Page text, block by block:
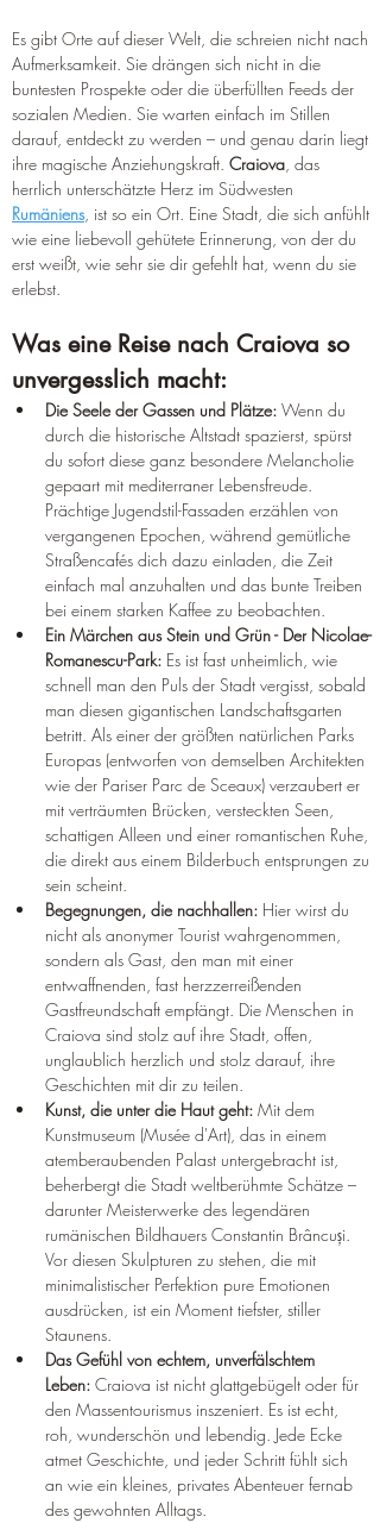
Es gibt Orte auf dieser Welt, die schreien nicht nach
Aufmerksamkeit. Sie drängen sich nicht in die
buntesten Prospekte oder die überfüllten Feeds der
sozialen Medien. Sie warten einfach im Stillen
darauf, entdeckt zu werden – und genau darin liegt
ihre magische Anziehungskraft. Craiova, das
herrlich unterschätzte Herz im Südwesten
Rumäniens, ist so ein Ort. Eine Stadt, die sich anfühlt
wie eine liebevoll gehütete Erinnerung, von der du
erst weißt, wie sehr sie dir gefehlt hat, wenn du sie
erlebst.
Was eine Reise nach Craiova so
unvergesslich macht:
Die Seele der Gassen und Plätze: Wenn du
durch die historische Altstadt spazierst, spürst
du sofort diese ganz besondere Melancholie
gepaart mit mediterraner Lebensfreude.
Prächtige Jugendstil-Fassaden erzählen von
vergangenen Epochen, während gemütliche
Straßencafés dich dazu einladen, die Zeit
einfach mal anzuhalten und das bunte Treiben
bei einem starken Kaffee zu beobachten.
Ein Märchen aus Stein und Grün - Der Nicolae-
Romanescu-Park: Es ist fast unheimlich, wie
schnell man den Puls der Stadt vergisst, sobald
man diesen gigantischen Landschaftsgarten
betritt. Als einer der größten natürlichen Parks
Europas (entworfen von demselben Architekten
wie der Pariser Parc de Sceaux) verzaubert er
mit verträumten Brücken, versteckten Seen,
schattigen Alleen und einer romantischen Ruhe,
die direkt aus einem Bilderbuch entsprungen zu
sein scheint.
Begegnungen, die nachhallen: Hier wirst du
nicht als anonymer Tourist wahrgenommen,
sondern als Gast, den man mit einer
entwaffnenden, fast herzzerreißenden
Gastfreundschaft empfängt. Die Menschen in
Craiova sind stolz auf ihre Stadt, offen,
unglaublich herzlich und stolz darauf, ihre
Geschichten mit dir zu teilen.
Kunst, die unter die Haut geht: Mit dem
Kunstmuseum (Musée d'Art), das in einem
atemberaubenden Palast untergebracht ist,
beherbergt die Stadt weltberühmte Schätze –
darunter Meisterwerke des legendären
rumänischen Bildhauers Constantin Brâncuși.
Vor diesen Skulpturen zu stehen, die mit
minimalistischer Perfektion pure Emotionen
ausdrücken, ist ein Moment tiefster, stiller
Staunens.
Das Gefühl von echtem, unverfälschtem
Leben: Craiova ist nicht glattgebügelt oder für
den Massentourismus inszeniert. Es ist echt,
roh, wunderschön und lebendig. Jede Ecke
atmet Geschichte, und jeder Schritt fühlt sich
an wie ein kleines, privates Abenteuer fernab
des gewohnten Alltags.